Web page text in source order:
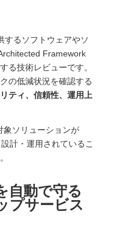
するソフトウェアやソ
Framework
る技術レビューです。
の低減状況を確認する
ティ、信頼性、運用上
象ソリューションが
計・運用されているこ
自動で守る
プサービス